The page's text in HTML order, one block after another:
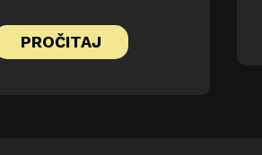
PROČITAJ